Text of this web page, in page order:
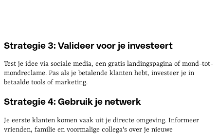
Strategie 3: Valideer voor je investeert
Test je idee via sociale media, een gratis landingspagina of mond-tot-
mondreclame. Pas als je betalende klanten hebt, investeer je in
betaalde tools of marketing.
Strategie 4: Gebruik je netwerk
Je eerste klanten komen vaak uit je directe omgeving. Informeer
vrienden, familie en voormalige collega's over je nieuwe